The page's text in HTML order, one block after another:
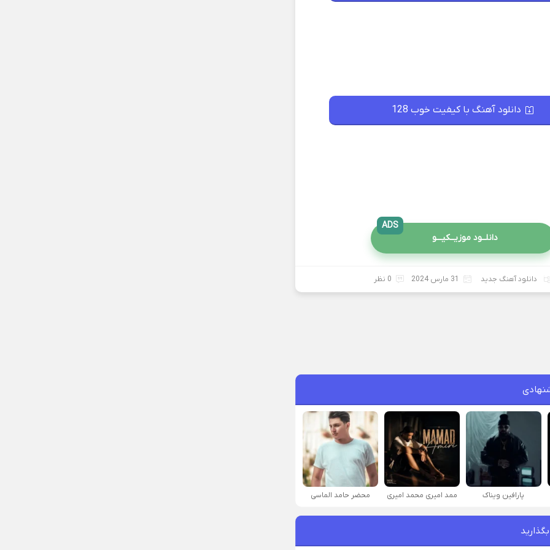
دانلود آهنگ با کیفیت خوب 128
دانلــود موزیــکیـــو
ADS
دانلود آهنگ جدید 31 مارس 2024 0 نظر
پارافين ویناک ممد امیری محمد امیری محضر حامد الماسی